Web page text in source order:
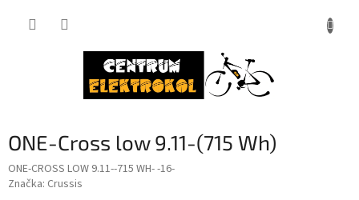
ONE-Cross low 9.11-(715 Wh)
ONE-CROSS LOW 9.11--715 WH- -16-
Značka: Crussis